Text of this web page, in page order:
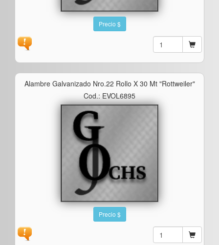
Precio $
Alambre Galvanizado Nro.22 Rollo X 30 Mt "rottweiler"
Cod.: EVOL6895
Precio $